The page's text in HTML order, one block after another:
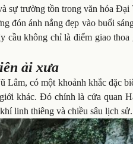
sự trường tồn trong văn hóa Đại
đón ánh nắng đẹp vào buổi
cầu không chỉ là điểm giao
ải xưa
Lâm, có một khoảnh khắc đặc
khác. Đó chính là cửa quan
linh thiêng và chiều sâu lịch sử.